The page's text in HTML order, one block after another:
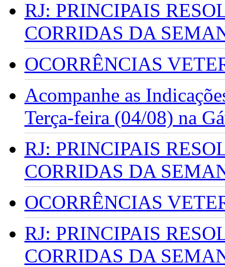
RJ: PRINCIPAIS
CORRIDAS DA
OCORRÊNCIAS
Acompanhe as
Terça-feira (04/08) na
RJ: PRINCIPAIS
CORRIDAS DA
OCORRÊNCIAS
RJ: PRINCIPAIS
CORRIDAS DA